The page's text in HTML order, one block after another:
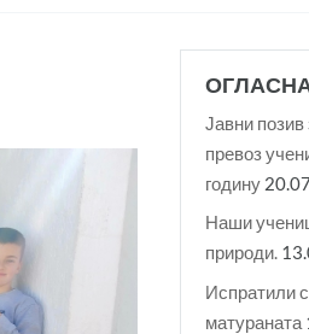
Јавни
превоз
годину
Наши
природи.
Испратили
матураната